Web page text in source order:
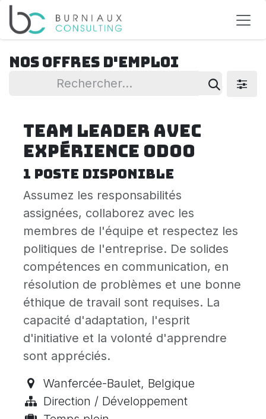
Se rendre au contenu
Nos offres d'emploi
Team Leader avec
expérience Odoo
1 poste disponible
Assumez les responsabilités
assignées, collaborez avec les
membres de l'équipe et respectez les
politiques de l'entreprise. De solides
compétences en communication, en
résolution de problèmes et une bonne
éthique de travail sont requises. La
capacité d'adaptation, l'esprit
d'initiative et la volonté d'apprendre
sont appréciés.
Wanfercée-Baulet, Belgique
Direction / Développement